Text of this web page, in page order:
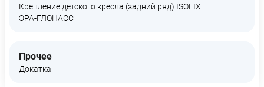
Крепление детского кресла (задний ряд) ISOFIX
ЭРА-ГЛОНАСС
Прочее
Докатка